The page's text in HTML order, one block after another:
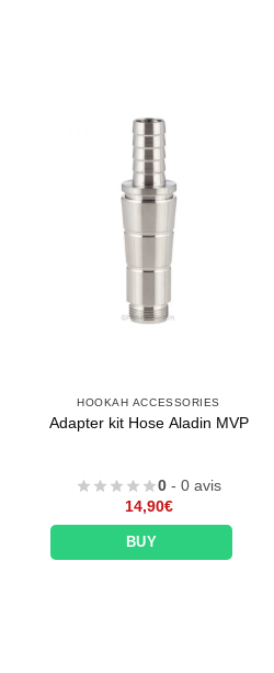
HOOKAH ACCESSORIES
Adapter kit Hose Aladin MVP
0 - 0 avis
14,90€
BUY